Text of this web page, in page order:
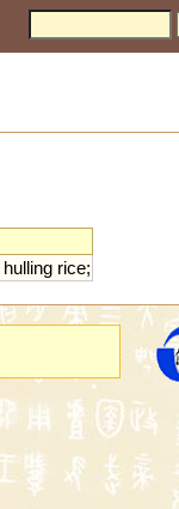
hulling rice;